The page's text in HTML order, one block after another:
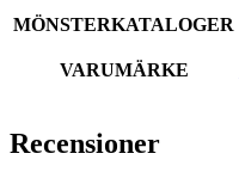
MÖNSTERKATALOGER
VARUMÄRKE
Recensioner